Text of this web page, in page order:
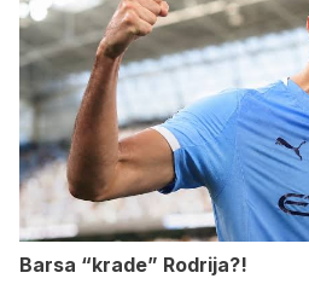
Barsa “krade” Rodrija?!